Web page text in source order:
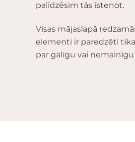
palīdzēsim tās īstenot.
Visas mājaslapā
elementi ir paredzēti
par galīgu vai